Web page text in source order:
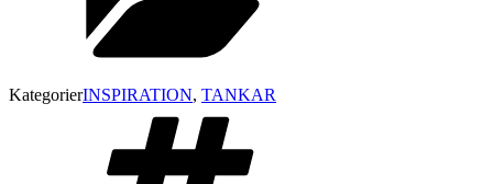
KategorierINSPIRATION, TANKAR